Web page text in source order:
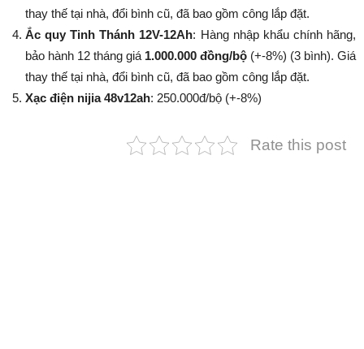
thay thế tại nhà, đổi bình cũ, đã bao gồm công lắp đặt.
Ắc quy Tinh Thánh 12V-12Ah: Hàng nhập khẩu chính hãng,
bảo hành 12 tháng giá 1.000.000 đồng/bộ (+-8%​​​​​​​) (3 bình). Giá
thay thế tại nhà, đổi bình cũ, đã bao gồm công lắp đặt.
Xạc điện nijia 48v12ah: 250.000đ/bộ (+-8%​​​​​​​)
Rate this post